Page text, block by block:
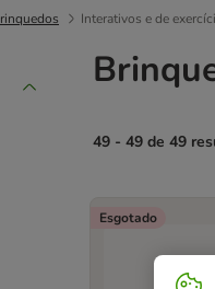
Interativos e de
49 - 49 de 49
Esgotado